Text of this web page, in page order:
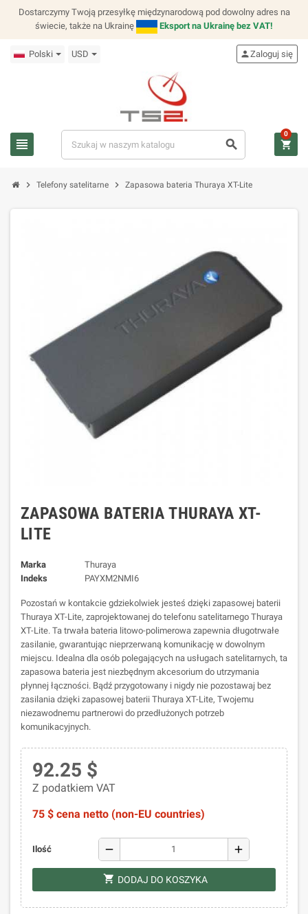
Dostarczymy Twoją przesyłkę międzynarodową pod dowolny adres na
świecie, także na Ukrainę
Eksport na Ukrainę bez VAT!
Polski USD
view_headline search
personZaloguj się
shopping_cart
0
chevron_right Telefony satelitarne chevron_right Zapasowa bateria Thuraya XT-Lite
ZAPASOWA BATERIA THURAYA XT-
LITE
Marka
Thuraya
Indeks
PAYXM2NMI6
Pozostań w kontakcie gdziekolwiek jesteś dzięki zapasowej baterii
Thuraya XT-Lite, zaprojektowanej do telefonu satelitarnego Thuraya
XT-Lite. Ta trwała bateria litowo-polimerowa zapewnia długotrwałe
zasilanie, gwarantując nieprzerwaną komunikację w dowolnym
miejscu. Idealna dla osób polegających na usługach satelitarnych, ta
zapasowa bateria jest niezbędnym akcesorium do utrzymania
płynnej łączności. Bądź przygotowany i nigdy nie pozostawaj bez
zasilania dzięki zapasowej baterii Thuraya XT-Lite, Twojemu
niezawodnemu partnerowi do przedłużonych potrzeb
komunikacyjnych.
92.25 $
Z podatkiem VAT
75 $ cena netto (non-EU countries)
Ilość remove add
shopping_cart DODAJ DO KOSZYKA